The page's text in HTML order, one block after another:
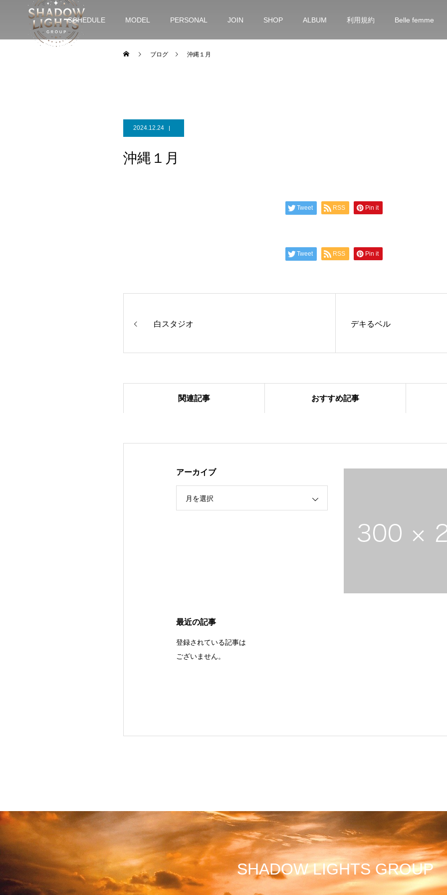
SCHEDULE MODEL PERSONAL JOIN SHOP ALBUM 利用規約 Belle femme
ブログ 沖縄１月
2024.12.24
沖縄１月
Tweet RSS Pin it
Tweet RSS Pin it
白スタジオ デキるベル
関連記事 おすすめ記事
アーカイブ
月を選択
最近の記事
登録されている記事は
ございません。
SHADOW LIGHTS GROUP